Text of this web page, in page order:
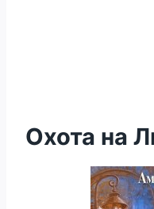
Охота на